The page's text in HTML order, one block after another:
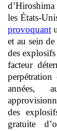
les États-
provoquant
et au sein
des
facteur
perpétration
années,
des
gratuite